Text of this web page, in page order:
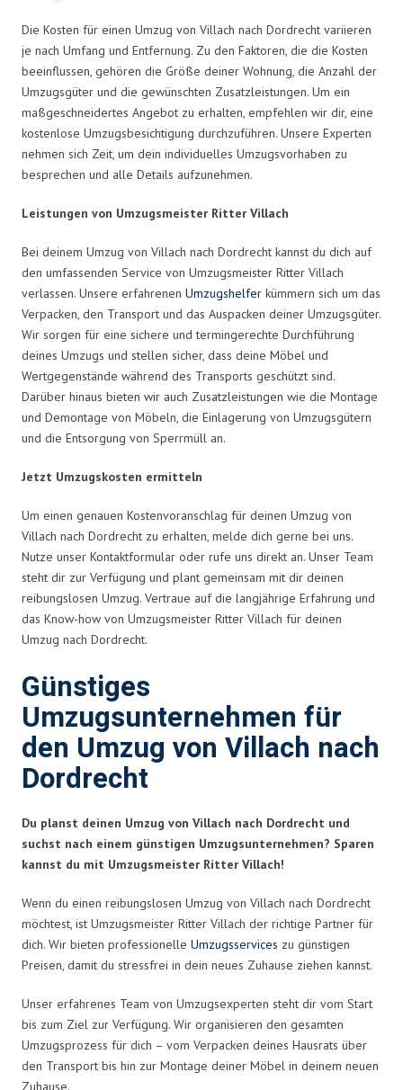
Die Kosten für einen Umzug von Villach nach Dordrecht variieren
je nach Umfang und Entfernung. Zu den Faktoren, die die Kosten
beeinflussen, gehören die Größe deiner Wohnung, die Anzahl der
Umzugsgüter und die gewünschten Zusatzleistungen. Um ein
maßgeschneidertes Angebot zu erhalten, empfehlen wir dir, eine
kostenlose Umzugsbesichtigung durchzuführen. Unsere Experten
nehmen sich Zeit, um dein individuelles Umzugsvorhaben zu
besprechen und alle Details aufzunehmen.
Leistungen von Umzugsmeister Ritter Villach
Bei deinem Umzug von Villach nach Dordrecht kannst du dich auf
den umfassenden Service von Umzugsmeister Ritter Villach
verlassen. Unsere erfahrenen Umzugshelfer kümmern sich um das
Verpacken, den Transport und das Auspacken deiner Umzugsgüter.
Wir sorgen für eine sichere und termingerechte Durchführung
deines Umzugs und stellen sicher, dass deine Möbel und
Wertgegenstände während des Transports geschützt sind.
Darüber hinaus bieten wir auch Zusatzleistungen wie die Montage
und Demontage von Möbeln, die Einlagerung von Umzugsgütern
und die Entsorgung von Sperrmüll an.
Jetzt Umzugskosten ermitteln
Um einen genauen Kostenvoranschlag für deinen Umzug von
Villach nach Dordrecht zu erhalten, melde dich gerne bei uns.
Nutze unser Kontaktformular oder rufe uns direkt an. Unser Team
steht dir zur Verfügung und plant gemeinsam mit dir deinen
reibungslosen Umzug. Vertraue auf die langjährige Erfahrung und
das Know-how von Umzugsmeister Ritter Villach für deinen
Umzug nach Dordrecht.
Günstiges
Umzugsunternehmen für
den Umzug von Villach nach
Dordrecht
Du planst deinen Umzug von Villach nach Dordrecht und
suchst nach einem günstigen Umzugsunternehmen? Sparen
kannst du mit Umzugsmeister Ritter Villach!
Wenn du einen reibungslosen Umzug von Villach nach Dordrecht
möchtest, ist Umzugsmeister Ritter Villach der richtige Partner für
dich. Wir bieten professionelle Umzugsservices zu günstigen
Preisen, damit du stressfrei in dein neues Zuhause ziehen kannst.
Unser erfahrenes Team von Umzugsexperten steht dir vom Start
bis zum Ziel zur Verfügung. Wir organisieren den gesamten
Umzugsprozess für dich – vom Verpacken deines Hausrats über
den Transport bis hin zur Montage deiner Möbel in deinem neuen
Zuhause.